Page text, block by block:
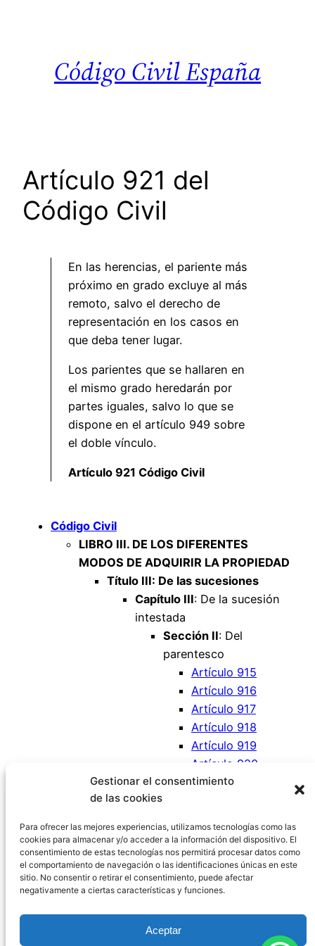
Gestionar el consentimiento
de las cookies
Para ofrecer las mejores experiencias, utilizamos tecnologías como las
cookies para almacenar y/o acceder a la información del dispositivo. El
consentimiento de estas tecnologías nos permitirá procesar datos como
el comportamiento de navegación o las identificaciones únicas en este
sitio. No consentir o retirar el consentimiento, puede afectar
negativamente a ciertas características y funciones.
Aceptar
Código Civil España
Artículo 921 del
Código Civil
En las herencias, el pariente más
próximo en grado excluye al más
remoto, salvo el derecho de
representación en los casos en
que deba tener lugar.
Los parientes que se hallaren en
el mismo grado heredarán por
partes iguales, salvo lo que se
dispone en el artículo 949 sobre
el doble vínculo.
Artículo 921 Código Civil
Código Civil
LIBRO III. DE LOS DIFERENTES
MODOS DE ADQUIRIR LA PROPIEDAD
Título III: De las sucesiones
Capítulo III: De la sucesión
intestada
Sección II: Del
parentesco
Artículo 915
Artículo 916
Artículo 917
Artículo 918
Artículo 919
Artículo 920
Artículo 921